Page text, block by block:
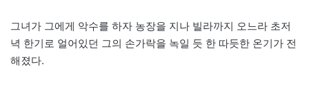
그녀가 그에게 악수를 하자 농장을 지나 빌라까지 오느라 초저
녁 한기로 얼어있던 그의 손가락을 녹일 듯 한 따듯한 온기가 전
해졌다.